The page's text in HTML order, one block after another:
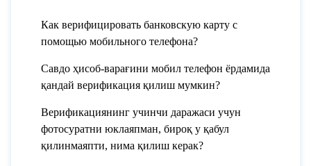
Как верифицировать банковскую карту с
помощью мобильного телефона?
Савдо ҳисоб-варағини мобил телефон ёрдамида
қандай верификация қилиш мумкин?
Верификациянинг учинчи даражаси учун
фотосуратни юклаяпман, бироқ у қабул
қилинмаяпти, нима қилиш керак?